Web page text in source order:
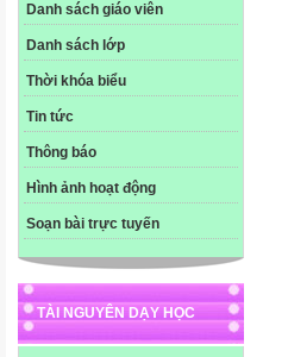
Danh sách giáo viên
Danh sách lớp
Thời khóa biểu
Tin tức
Thông báo
Hình ảnh hoạt động
Soạn bài trực tuyến
TÀI NGUYÊN DẠY HỌC